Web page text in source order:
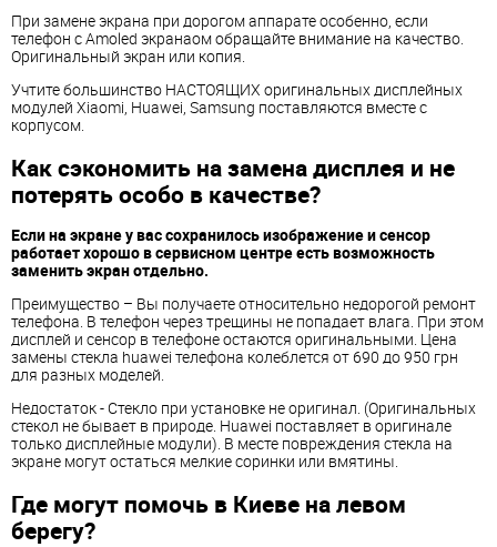
При замене экрана при дорогом аппарате особенно, если
телефон с Amoled экранаом обращайте внимание на качество.
Оригинальный экран или копия.
Учтите большинство НАСТОЯЩИХ оригинальных дисплейных
модулей Xiaomi, Huawei, Samsung поставляются вместе с
корпусом.
Как сэкономить на замена дисплея и не
потерять особо в качестве?
Если на экране у вас сохранилось изображение и сенсор
работает хорошо в сервисном центре есть возможность
заменить экран отдельно.
Преимущество – Вы получаете относительно недорогой ремонт
телефона. В телефон через трещины не попадает влага. При этом
дисплей и сенсор в телефоне остаются оригинальными. Цена
замены стекла huawei телефона колеблется от 690 до 950 грн
для разных моделей.
Недостаток - Стекло при установке не оригинал. (Оригинальных
стекол не бывает в природе. Huawei поставляет в оригинале
только дисплейные модули). В месте повреждения стекла на
экране могут остаться мелкие соринки или вмятины.
Где могут помочь в Киеве на левом
берегу?